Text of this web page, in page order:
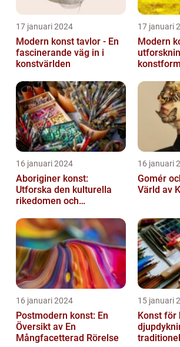
17 januari 2024
Modern konst tavlor - En
fascinerande väg in i
konstvärlden
17 januari
Modern
16 januari 2024
Aboriginer konst:
Utforska den kulturella
rikedomen och
16 januari
Gomér
Värld av
16 januari 2024
Postmodern konst: En
Översikt av En
Mångfacetterad Rörelse
15 januari
Konst för